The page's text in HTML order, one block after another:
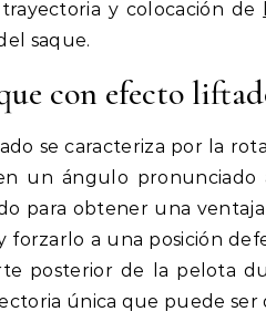
y colocación de
saque.
con efecto
se caracteriza por la
un ángulo pronunciado
para obtener una
forzarlo a una posición
posterior de la pelota
única que puede ser